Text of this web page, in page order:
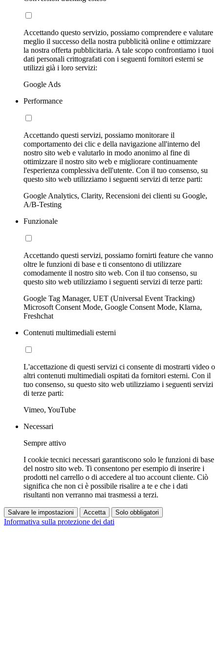
Accettando questo servizio, possiamo comprendere e valutare
meglio il successo della nostra pubblicità online e ottimizzare
la nostra offerta pubblicitaria. A tale scopo confrontiamo i tuoi
dati personali crittografati con i seguenti fornitori esterni se
utilizzi già i loro servizi:
Google Ads
Performance
Accettando questi servizi, possiamo monitorare il
comportamento dei clic e della navigazione all'interno del
nostro sito web e valutarlo in modo anonimo al fine di
ottimizzare il nostro sito web e migliorare continuamente
l'esperienza complessiva dell'utente. Con il tuo consenso, su
questo sito web utilizziamo i seguenti servizi di terze parti:
Google Analytics, Clarity, Recensioni dei clienti su Google,
A/B-Testing
Funzionale
Accettando questi servizi, possiamo fornirti feature che vanno
oltre le funzioni di base e ti consentono di utilizzare
comodamente il nostro sito web. Con il tuo consenso, su
questo sito web utilizziamo i seguenti servizi di terze parti:
Google Tag Manager, UET (Universal Event Tracking)
Microsoft Consent Mode, Google Consent Mode, Klarna,
Freshchat
Contenuti multimediali esterni
L'accettazione di questi servizi ci consente di mostrarti video o
altri contenuti multimediali ospitati da fornitori esterni. Con il
tuo consenso, su questo sito web utilizziamo i seguenti servizi
di terze parti:
Vimeo, YouTube
Necessari
Sempre attivo
I cookie tecnici necessari garantiscono solo le funzioni di base
del nostro sito web. Ti consentono per esempio di inserire i
prodotti nel carrello o di accedere al tuo account cliente. Ciò
significa che non ci è possibile risalire a te e che i dati
risultanti non verranno mai trasmessi a terzi.
Salvare le impostazioni Accetta Solo obbligatori
Informativa sulla protezione dei dati